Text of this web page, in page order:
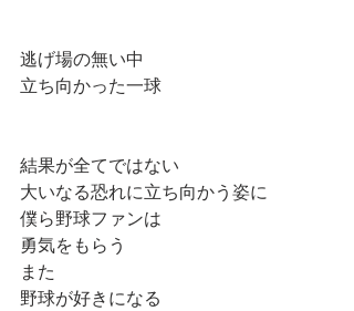
逃げ場の無い中
立ち向かった一球
結果が全てではない
大いなる恐れに立ち向かう姿に
僕ら野球ファンは
勇気をもらう
また
野球が好きになる